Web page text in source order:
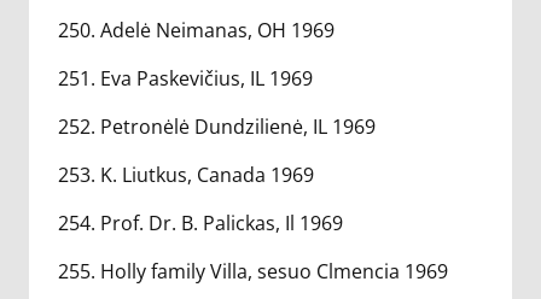
250. Adelė Neimanas, OH 1969
251. Eva Paskevičius, IL 1969
252. Petronėlė Dundzilienė, IL 1969
253. K. Liutkus, Canada 1969
254. Prof. Dr. B. Palickas, Il 1969
255. Holly family Villa, sesuo Clmencia 1969